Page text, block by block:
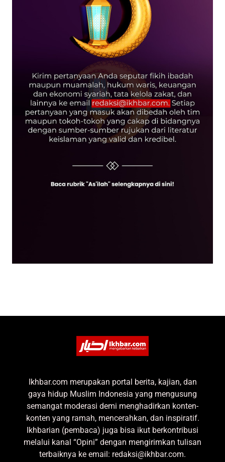
Ikhbar.com merupakan portal berita, kajian, dan
gaya hidup Muslim Indonesia yang mengusung
semangat moderasi demi menghadirkan konten-
konten yang ramah, mencerahkan, dan inspiratif.
Ikhbarian (pembaca) juga bisa ikut berkontribusi
melalui kanal “Opini” dengan mengirimkan tulisan
terbaiknya ke email: redaksi@ikhbar.com.